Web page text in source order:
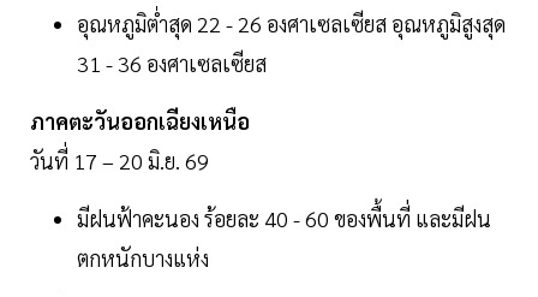
อุณหภูมิต่ำสุด 22 - 26 องศาเซลเซียส อุณหภูมิสูงสุด
31 - 36 องศาเซลเซียส
ภาคตะวันออกเฉียงเหนือ
วันที่ 17 – 20 มิ.ย. 69
มีฝนฟ้าคะนอง ร้อยละ 40 - 60 ของพื้นที่ และมีฝน
ตกหนักบางแห่ง